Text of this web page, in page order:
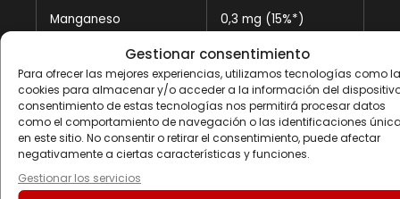
Gestionar consentimiento
Para ofrecer las mejores experiencias, utilizamos tecnologías como
cookies para almacenar y/o acceder a la información del
consentimiento de estas tecnologías nos permitirá procesar datos
como el comportamiento de navegación o las identificaciones
en este sitio. No consentir o retirar el consentimiento, puede afectar
negativamente a ciertas características y funciones.
Gestionar los servicios
Manganeso 0,3 mg (15%*)
40 mcg
(26,66%*)
Selenio 16,6 mcg (30,18%*)
Ingredientes